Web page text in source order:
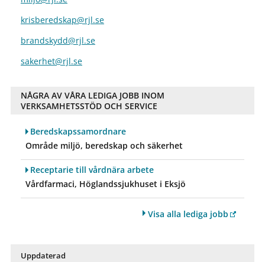
krisberedskap@rjl.se
brandskydd@rjl.se
sakerhet@rjl.se
NÅGRA AV VÅRA LEDIGA JOBB INOM
VERKSAMHETSSTÖD OCH SERVICE
Beredskapssamordnare
Område miljö, beredskap och säkerhet
Receptarie till vårdnära arbete
Vårdfarmaci, Höglandssjukhuset i Eksjö
Visa alla lediga jobb
Uppdaterad